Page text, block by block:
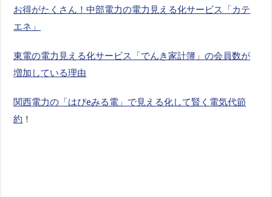
お得がたくさん！中部電力の電力見える化サービス「カテ
エネ」
東電の電力見える化サービス「でんき家計簿」の会員数が
増加している理由
関西電力の「はぴeみる電」で見える化して賢く電気代節
約 ！